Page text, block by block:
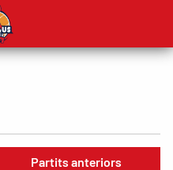
Partits anteriors